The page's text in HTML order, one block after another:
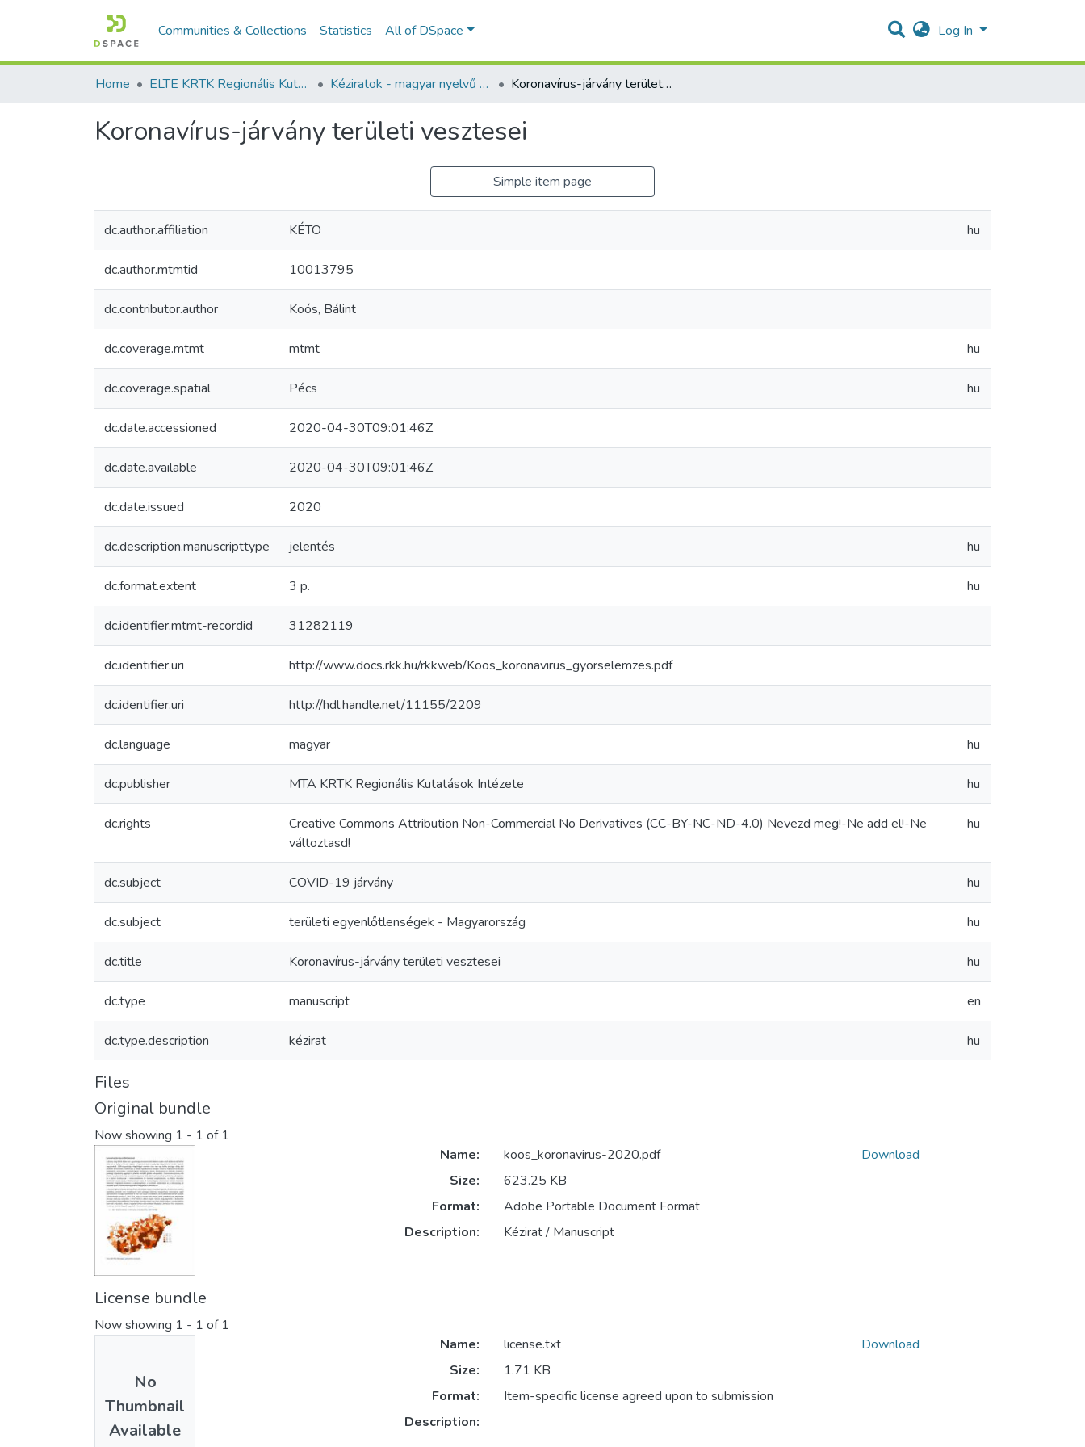
Communities & Collections Statistics All of DSpace Log In
Home ELTE KRTK Regionális Kutatások Intézete Kéziratok - magyar nyelvű (RKI) Koronavírus-járvány területi vesztesei
Koronavírus-járvány területi vesztesei
Simple item page
dc.author.affiliation KÉTO hu
dc.author.mtmtid 10013795
dc.contributor.author Koós, Bálint
dc.coverage.mtmt mtmt hu
dc.coverage.spatial Pécs hu
dc.date.accessioned 2020-04-30T09:01:46Z
dc.date.available 2020-04-30T09:01:46Z
dc.date.issued 2020
dc.description.manuscripttype jelentés hu
dc.format.extent 3 p. hu
dc.identifier.mtmt-recordid 31282119
dc.identifier.uri http://www.docs.rkk.hu/rkkweb/Koos_koronavirus_gyorselemzes.pdf
dc.identifier.uri http://hdl.handle.net/11155/2209
dc.language magyar hu
dc.publisher MTA KRTK Regionális Kutatások Intézete hu
dc.rights
Creative Commons Attribution Non-Commercial No Derivatives (CC-BY-NC-ND-4.0) Nevezd meg!-Ne add el!-Ne
változtasd!
hu
dc.subject COVID-19 járvány hu
dc.subject területi egyenlőtlenségek - Magyarország hu
dc.title Koronavírus-járvány területi vesztesei hu
dc.type manuscript en
dc.type.description kézirat hu
Files
Original bundle
Now showing 1 - 1 of 1
Name:
koos_koronavirus-2020.pdf
Size:
623.25 KB
Format:
Adobe Portable Document Format
Description:
Kézirat / Manuscript
Download
License bundle
Now showing 1 - 1 of 1
No
Thumbnail
Available
Name:
license.txt
Size:
1.71 KB
Format:
Item-specific license agreed upon to submission
Description:
Download